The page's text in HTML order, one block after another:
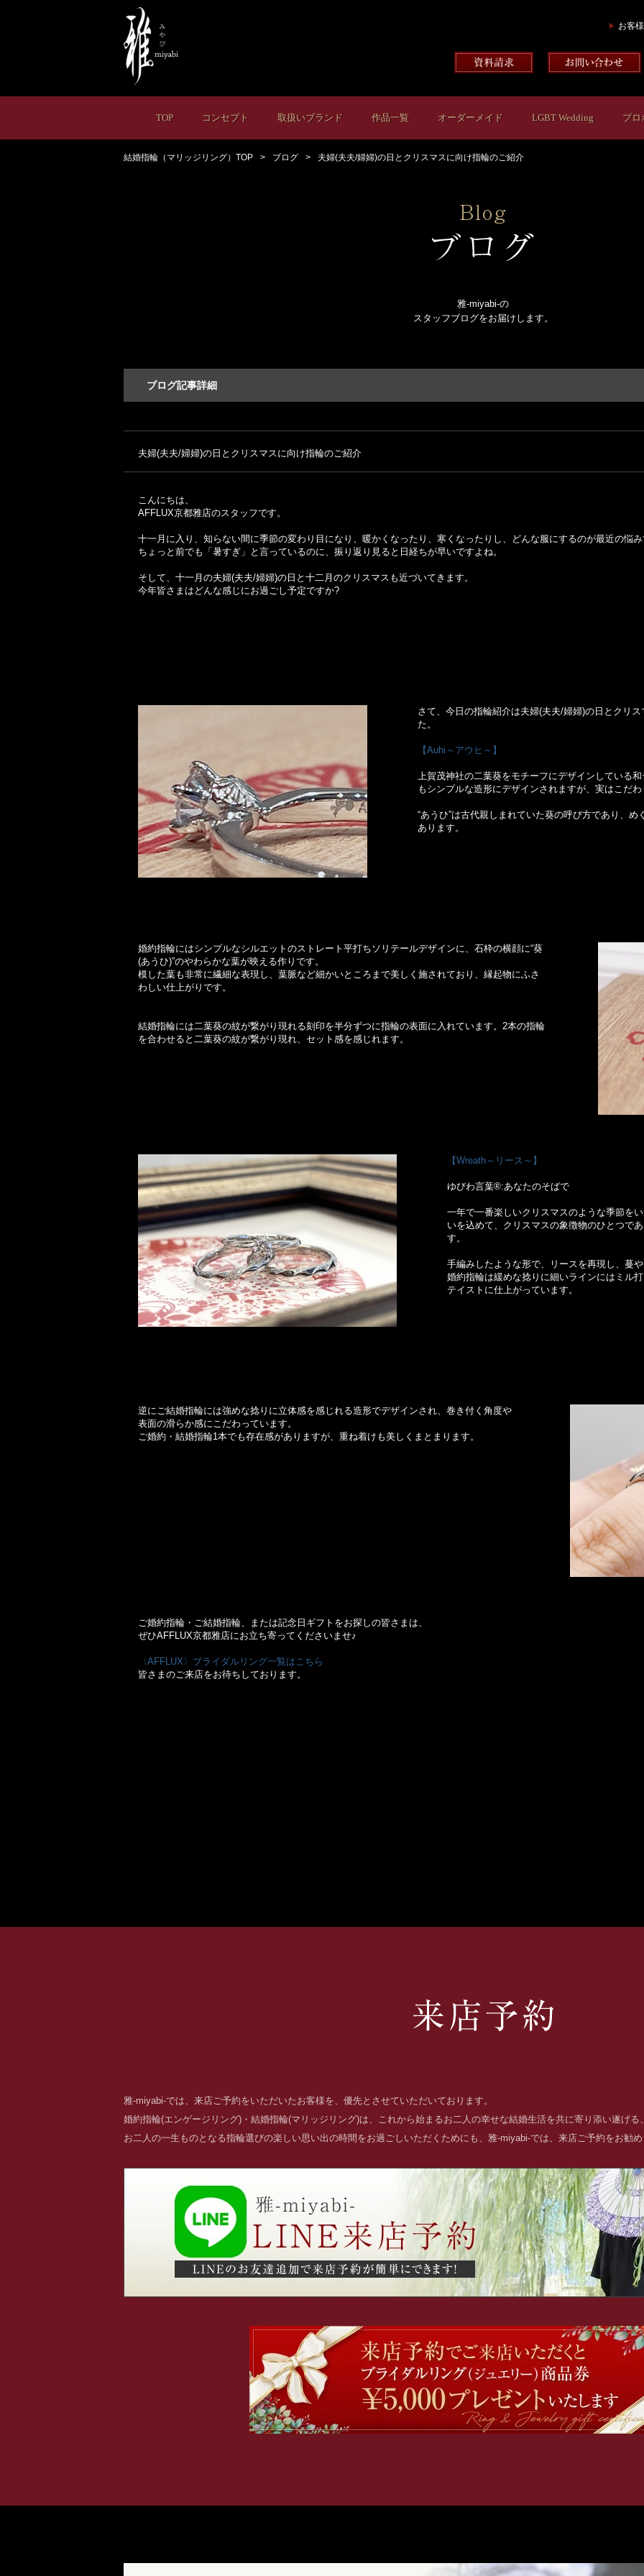
お客
TOP コンセプト 取扱いブランド 作品一覧 オーダーメイド LGBT Wedding プロ
結婚指輪（マリッジリング）TOP ブログ 夫婦(夫夫/婦婦)の日とクリスマスに向け指輪のご紹介
雅-miyabi-の
スタッフブログをお届けします。
ブログ記事詳細
夫婦(夫夫/婦婦)の日とクリスマスに向け指輪のご紹介
こんにちは、
AFFLUX京都雅店のスタッフです。
十一月に入り、知らない間に季節の変わり目になり、暖かくなったり、寒くなったりし、どんな服にするのが最近の悩
ちょっと前でも「暑すぎ」と言っているのに、振り返り見ると日経ちが早いですよね。
そして、十一月の夫婦(夫夫/婦婦)の日と十二月のクリスマスも近づいてきます。
今年皆さまはどんな感じにお過ごし予定ですか?
さて、今日の指輪紹介は夫婦(夫夫/婦婦)の日とクリ
た。
【Auhi～アウヒ～】
上賀茂神社の二葉葵をモチーフにデザインしている
もシンプルな造形にデザインされますが、実はこだわ
“あうひ”は古代親しまれていた葵の呼び方であり、め
あります。
婚約指輪にはシンプルなシルエットのストレート平打ちソリテールデザインに、石枠の横顔に“葵
(あうひ)”のやわらかな葉が映える作りです。
模した葉も非常に繊細な表現し、葉脈など細かいところまで美しく施されており、縁起物にふさ
わしい仕上がりです。
結婚指輪には二葉葵の紋が繋がり現れる刻印を半分ずつに指輪の表面に入れています。2本の指輪
を合わせると二葉葵の紋が繋がり現れ、セット感を感じれます。
【Wreath～リース～】
ゆびわ言葉®:あなたのそばで
一年で一番楽しいクリスマスのような季節を
いを込めて、クリスマスの象徴物のひとつで
す。
手編みしたような形で、リースを再現し、蔓
婚約指輪は緩めな捻りに細いラインにはミル
テイストに仕上がっています。
逆にご結婚指輪には強めな捻りに立体感を感じれる造形でデザインされ、巻き付く角度や
表面の滑らか感にこだわっています。
ご婚約・結婚指輪1本でも存在感がありますが、重ね着けも美しくまとまります。
ご婚約指輪・ご結婚指輪、または記念日ギフトをお探しの皆さまは、
ぜひAFFLUX京都雅店にお立ち寄ってくださいませ♪
〈AFFLUX〉ブライダルリング一覧はこちら
皆さまのご来店をお待ちしております。
雅-miyabi-では、来店ご予約をいただいたお客様を、優先とさせていただいております。
婚約指輪(エンゲージリング)・結婚指輪(マリッジリング)は、これから始まるお二人の幸せな結婚生活を共に寄り添い遂げる
お二人の一生ものとなる指輪選びの楽しい思い出の時間をお過ごしいただくためにも、雅-miyabi-では、来店ご予約をお勧め